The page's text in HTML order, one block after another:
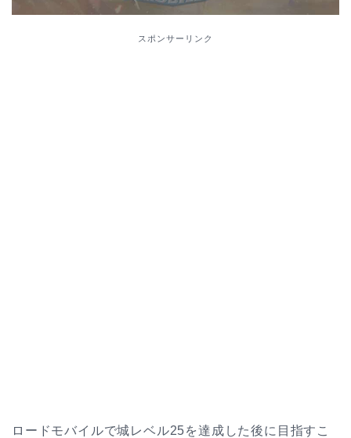
スポンサーリンク
ロードモバイルで城レベル25を達成した後に目指すこ